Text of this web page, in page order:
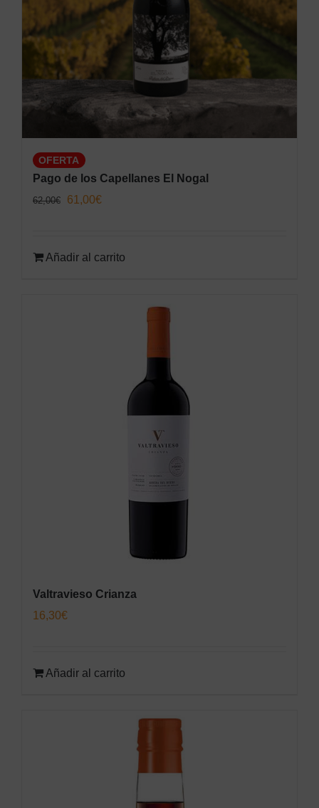
OFERTA
Pago de los Capellanes El Nogal
62,00€
El
era:
61,00€
es:
Añadir al carrito
Valtravieso Crianza
16,30€
Añadir al carrito